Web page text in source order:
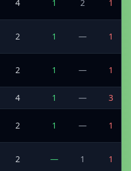
4 1 2 1
2 1 — 1
2 1 — 1
4 1 —
3
2 1 — 1
2 — 1 1